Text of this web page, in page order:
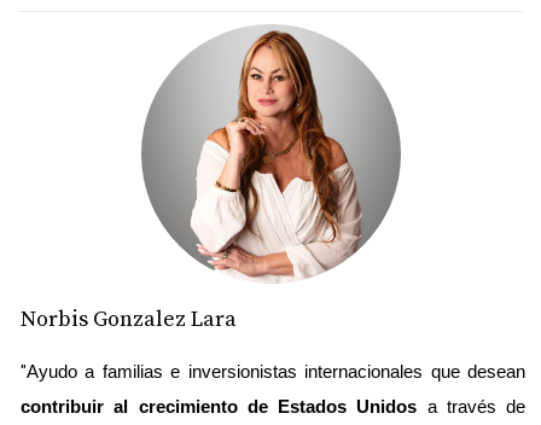
Studios, 1, 2 y 3 habitaciones, más penthouses de
Unidades completamente amobladas y listas para
habitar o alquilar
Equinox exclusivo de más de 3.250 m²
Coworking, spa, piscinas, sala de música y espacios
de relajación
Precios desde aproximadamenteUSD 460,000
Norbis Gonzalez Lara
"
contribuir al crecimiento de Estados Unidos a través de